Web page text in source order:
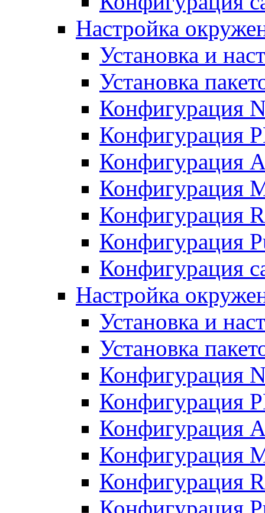
Настройка
Установка и
Установка
Конфигурация
Конфигурация
Конфигурация
Конфигурация
Конфигурация
Конфигурация
Конфигурация
Настройка
Установка и
Установка
Конфигурация
Конфигурация
Конфигурация
Конфигурация
Конфигурация